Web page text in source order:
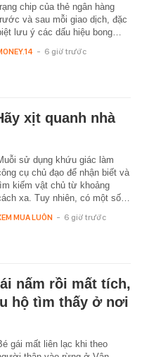
chip của thẻ ngân hàng
và sau mỗi giao dịch, đặc
lưu ý các dấu hiệu bong…
- 6 giờ trước
xịt quanh nhà
sử dụng khứu giác làm
cụ chủ đạo để nhận biết và
kiếm vật chủ từ khoảng
xa. Tuy nhiên, có một số…
MUA LUÔN - 6 giờ trước
nấm rồi mất tích,
hộ tìm thấy ở nơi
gái mất liên lạc khi theo